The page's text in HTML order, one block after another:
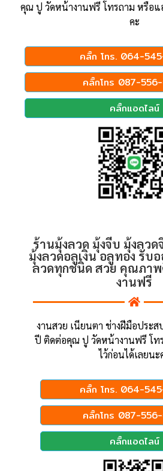
คุณ ปู วัดหน้างานฟรี โทรถาม หรือแ
คะ
คลิ๊ก โทร. 064-
คลิ๊กโทร 087-
คลิ๊กแอดไลน์
ร้านมุ้งลวด มุ้งจีบ มุ้งลว
มุ้งลวดอลูเงิน อลูทอง รับ
ลวดทุกชนิด สวย คุณภา
งานฟรี
งานสวย เนียนตา ช่างฝีมือประส
ปี ติดต่อคุณ ปู วัดหน้างานฟรี โท
ไว้ก่อนได้เลยนะ
คลิ๊ก โทร. 064-
คลิ๊กโทร 087-
คลิ๊กแอดไลน์